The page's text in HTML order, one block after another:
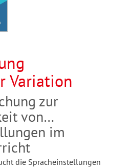
Variation
zur
von
im
die Spracheinstellungen